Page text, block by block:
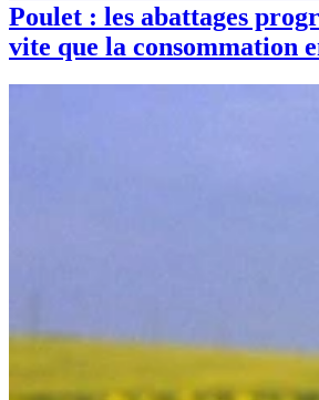
Poulet : les abattages
vite que la consommation